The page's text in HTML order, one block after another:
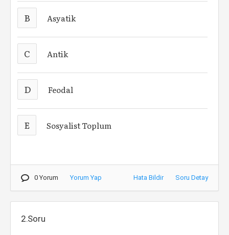
B Asyatik
C Antik
D Feodal
E Sosyalist Toplum
0 Yorum Yorum Yap Hata Bildir Soru Detay
2.Soru